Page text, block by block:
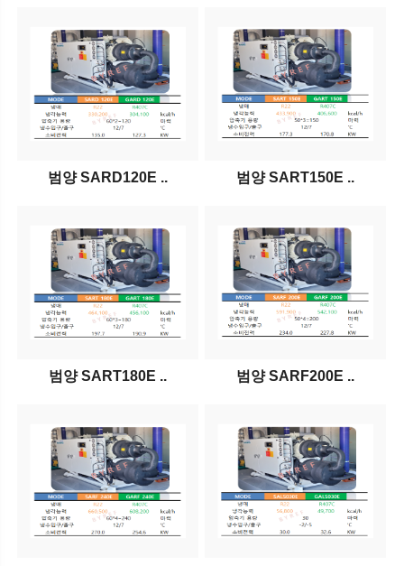
범양 SARD120E .. 범양 SART150E ..
범양 SART180E .. 범양 SARF200E ..